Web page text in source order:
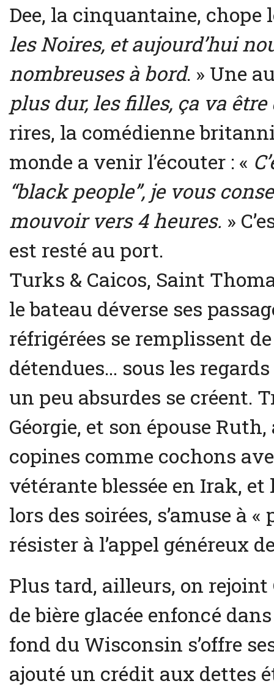
Dee, la cinquantaine, chope
les Noires, et aujourd’hui
nombreuses à bord. » Une
plus dur, les filles, ça va
rires, la comédienne
monde a venir l’écouter : «
“black people”, je vous
mouvoir vers 4 heures. »
est resté au port.
Turks & Caicos, Saint
le bateau déverse ses
réfrigérées se remplissent
détendues… sous les
un peu absurdes se créent.
Géorgie, et son épouse
copines comme cochons
vétérante blessée en Irak,
lors des soirées, s’amuse à
résister à l’appel généreux
Plus tard, ailleurs, on
de bière glacée enfoncé
fond du Wisconsin s’offre
ajouté un crédit aux dettes